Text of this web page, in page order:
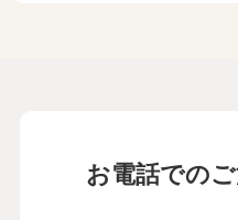
お電話での